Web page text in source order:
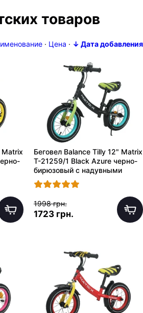
товаров
· Цена · ↓ Дата добавления
Matrix
Беговел Balance Tilly 12" Matrix
T-21259/1 Black Azure черно-
бирюзовый с надувными
колесами
1998 грн.
1723 грн.